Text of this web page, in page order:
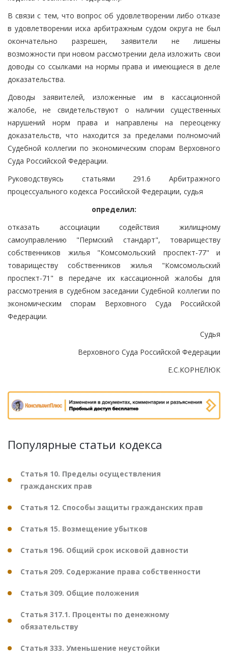
В связи с тем, что вопрос об удовлетворении либо отказе
в удовлетворении иска арбитражным судом округа не был
окончательно разрешен, заявители не лишены
возможности при новом рассмотрении дела изложить свои
доводы со ссылками на нормы права и имеющиеся в деле
доказательства.
Доводы заявителей, изложенные им в кассационной
жалобе, не свидетельствуют о наличии существенных
нарушений норм права и направлены на переоценку
доказательств, что находится за пределами полномочий
Судебной коллегии по экономическим спорам Верховного
Суда Российской Федерации.
Руководствуясь статьями 291.6 Арбитражного
процессуального кодекса Российской Федерации, судья
определил:
отказать ассоциации содействия жилищному
самоуправлению "Пермский стандарт", товариществу
собственников жилья "Комсомольский проспект-77" и
товариществу собственников жилья "Комсомольский
проспект-71" в передаче их кассационной жалобы для
рассмотрения в судебном заседании Судебной коллегии по
экономическим спорам Верховного Суда Российской
Федерации.
Судья
Верховного Суда Российской Федерации
Е.С.КОРНЕЛЮК
Популярные статьи кодекса
Статья 10. Пределы осуществления
гражданских прав
Статья 12. Способы защиты гражданских прав
Статья 15. Возмещение убытков
Статья 196. Общий срок исковой давности
Статья 209. Содержание права собственности
Статья 309. Общие положения
Статья 317.1. Проценты по денежному
обязательству
Статья 333. Уменьшение неустойки